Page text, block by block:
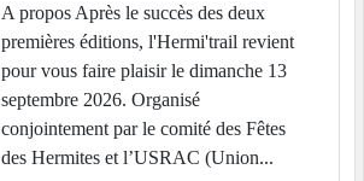
A propos Après le succès des deux
premières éditions, l'Hermi'trail revient
pour vous faire plaisir le dimanche 13
septembre 2026. Organisé
conjointement par le comité des Fêtes
des Hermites et l’USRAC (Union...